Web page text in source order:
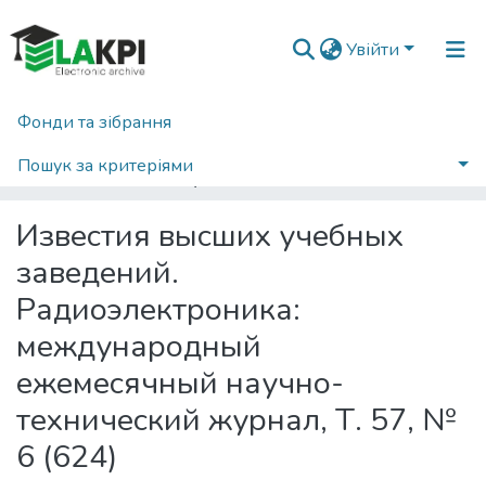
Увійти
Фонди та зібрання
Пошук за критеріями
Головна
Наукова періодика
Известия высших учебных
заведений.
Радиоэлектроника:
международный
ежемесячный научно-
технический журнал, Т. 57, №
6 (624)